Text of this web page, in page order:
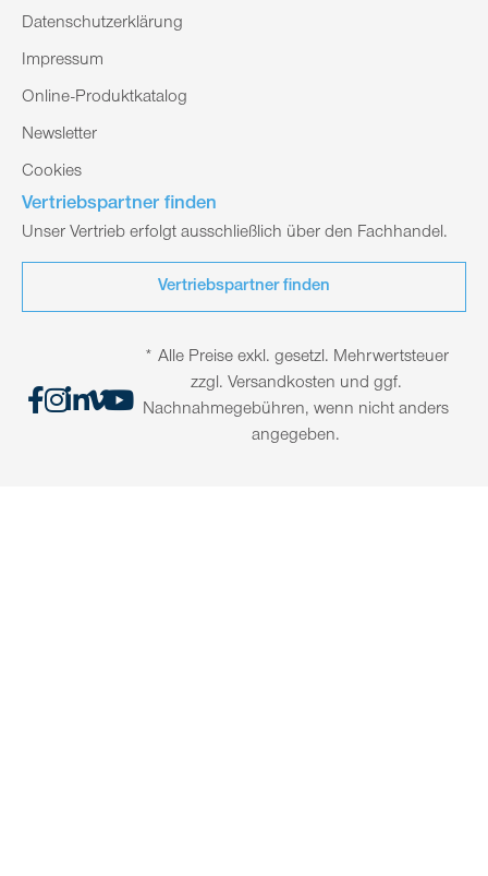
Datenschutzerklärung
Impressum
Online-Produktkatalog
Newsletter
Cookies
Vertriebspartner finden
Unser Vertrieb erfolgt ausschließlich über den Fachhandel.
Vertriebspartner finden
* Alle Preise exkl. gesetzl. Mehrwertsteuer
zzgl. Versandkosten und ggf.
Nachnahmegebühren, wenn nicht anders
angegeben.